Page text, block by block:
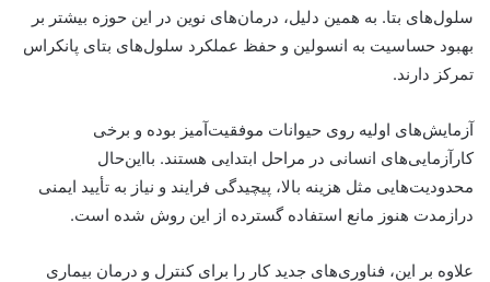
سلول‌های بتا. به همین دلیل، درمان‌های نوین در این حوزه بیشتر بر
بهبود حساسیت به انسولین و حفظ عملکرد سلول‌های بتای پانکراس
تمرکز دارند.
آزمایش‌های اولیه روی حیوانات موفقیت‌آمیز بوده و برخی
کارآزمایی‌های انسانی در مراحل ابتدایی هستند. بااین‌حال
محدودیت‌هایی مثل هزینه بالا، پیچیدگی فرایند و نیاز به تأیید ایمنی
درازمدت هنوز مانع استفاده گسترده از این روش شده است.
علاوه بر این، فناوری‌های جدید کار را برای کنترل و درمان بیماری